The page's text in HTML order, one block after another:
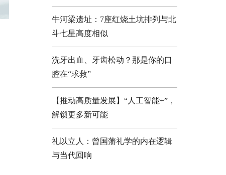
牛河梁遗址：7座红烧土坑排列与北
斗七星高度相似
洗牙出血、牙齿松动？那是你的口
腔在“求救”
【推动高质量发展】“人工智能+”，
解锁更多新可能
礼以立人：曾国藩礼学的内在逻辑
与当代回响